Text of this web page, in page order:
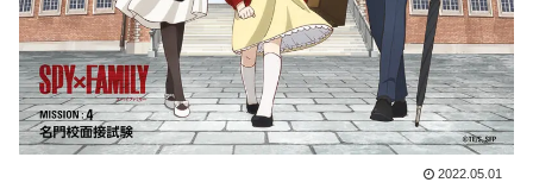
が深い地球の裏側の国がこちら
です‥」→「国境を越えた驚く
べき歴史のつながり‥」
2022.05.01